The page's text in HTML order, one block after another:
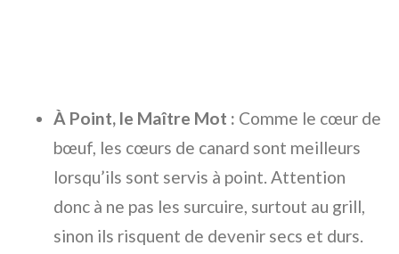
À Point, le Maître Mot : Comme le cœur de
bœuf, les cœurs de canard sont meilleurs
lorsqu’ils sont servis à point. Attention
donc à ne pas les surcuire, surtout au grill,
sinon ils risquent de devenir secs et durs.